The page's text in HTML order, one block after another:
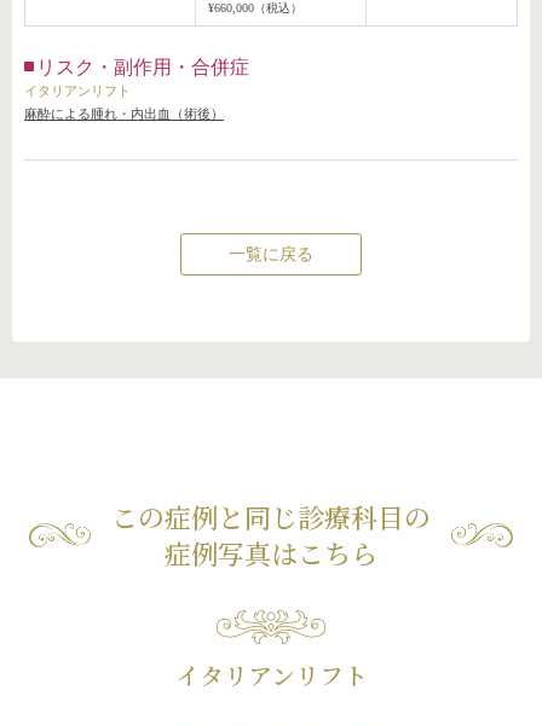
¥660,000（税込）
リスク・副作用・合併症
イタリアンリフト
麻酔による腫れ・内出血（術後）
一覧に戻る
この症例と同じ診療科目の
症例写真はこちら
イタリアンリフト